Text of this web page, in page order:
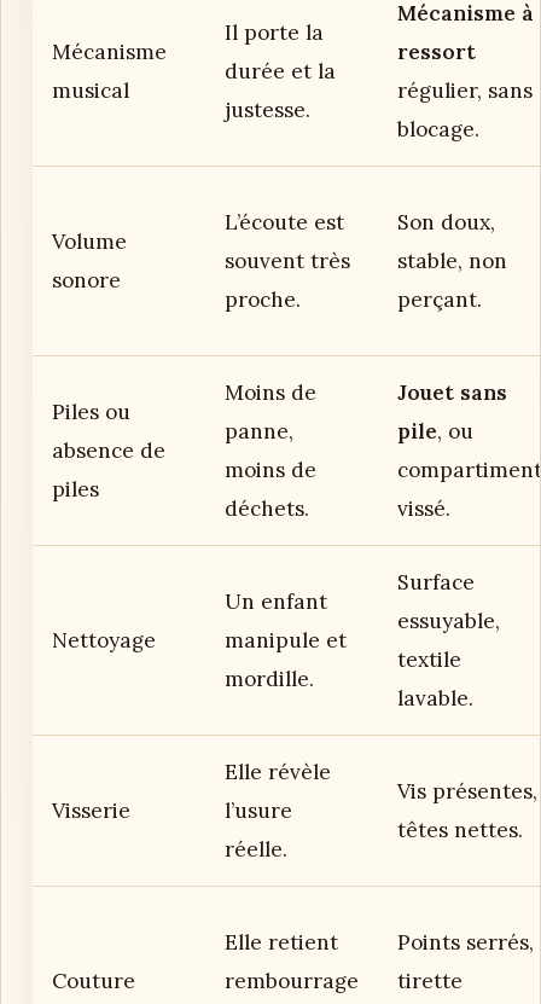
Mécanisme
musical
Il porte la
durée et la
justesse.
Mécanisme à
ressort
régulier, sans
blocage.
Volume
sonore
L’écoute est
souvent très
proche.
Son doux,
stable, non
perçant.
Piles ou
absence de
piles
Moins de
panne,
moins de
déchets.
Jouet sans
pile, ou
compartiment
vissé.
Nettoyage
Un enfant
manipule et
mordille.
Surface
essuyable,
textile
lavable.
Visserie
Elle révèle
l’usure
réelle.
Vis présentes,
têtes nettes.
Couture
Elle retient
rembourrage
Points serrés,
tirette